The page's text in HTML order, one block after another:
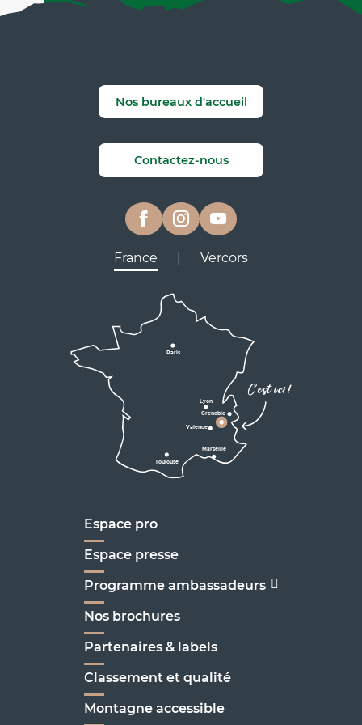
Nos bureaux d'accueil
Contactez-nous
France Vercors
C'est ici !
Paris
Toulouse
Marseille
Lyon
Valence
Grenoble
D1075
D531
Valence
Lyon
Marseille
Espace pro
Espace presse
Programme ambassadeurs
Nos brochures
Partenaires & labels
Classement et qualité
Montagne accessible